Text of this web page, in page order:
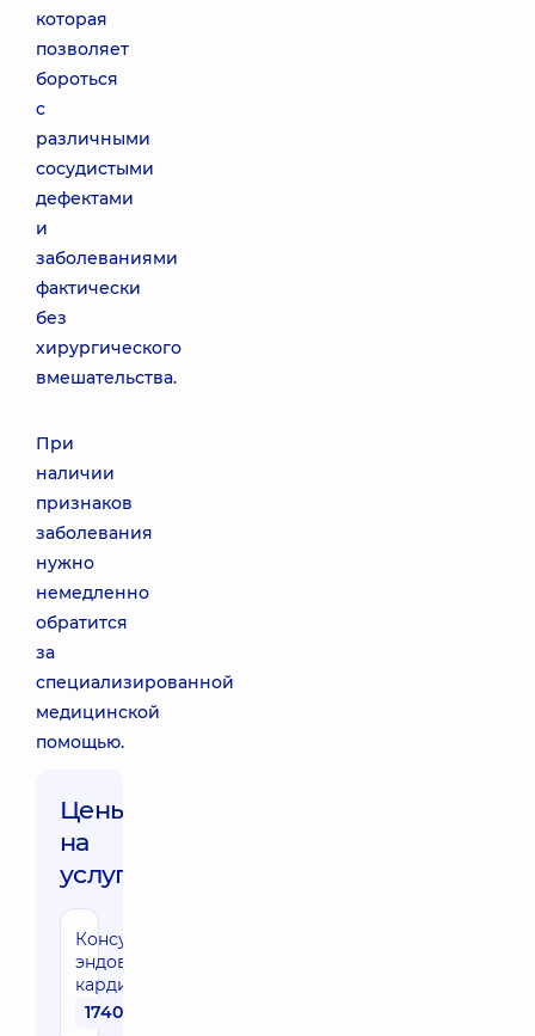
которая
позволяет
бороться
с
различными
сосудистыми
дефектами
и
заболеваниями
фактически
без
хирургического
вмешательства.
При
наличии
признаков
заболевания
нужно
немедленно
обратится
за
специализированной
медицинской
помощью.
Цены
на
услуги:
Консультация
эндоваскулярного
кардиохирурга
1740 грн